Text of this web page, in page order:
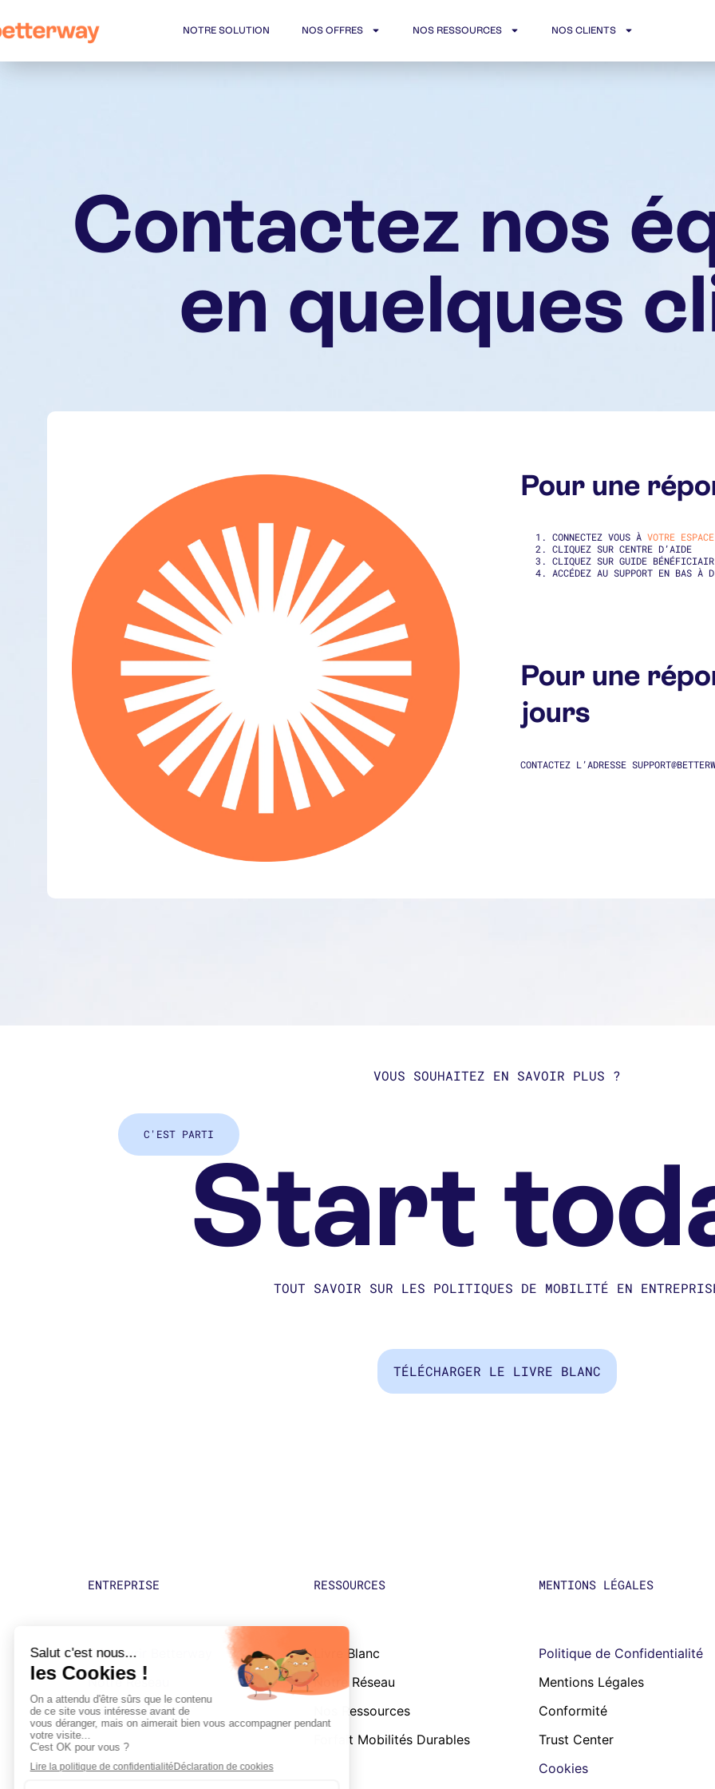
NOTRE SOLUTION NOS OFFRES NOS RESSOURCES NOS CLIENTS
Contactez nos
en quelques
Pour une
CONNECTEZ VOUS À VOTRE
CLIQUEZ SUR CENTRE D’AIDE
CLIQUEZ SUR GUIDE
ACCÉDEZ AU SUPPORT EN BAS À
Pour une
jours
CONTACTEZ L’ADRESSE
VOUS SOUHAITEZ EN SAVOIR PLUS ?
C'EST PARTI
Start
TOUT SAVOIR SUR LES POLITIQUES DE MOBILITÉ EN
TÉLÉCHARGER LE LIVRE BLANC
ENTREPRISE
Découvrir Betterway
Notre Réseau
Nos Partenaires
RESSOURCES
Livre Blanc
Notre Réseau
Nos Ressources
Forfait Mobilités Durables
MENTIONS LÉGALES
Politique de Confidentialité
Mentions Légales
Conformité
Trust Center
Cookies